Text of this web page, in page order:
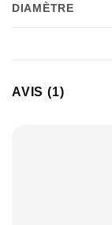
DIAMÈTRE
AVIS (1)